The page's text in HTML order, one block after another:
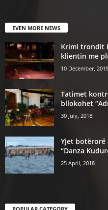
EVEN MORE NEWS
Krimi trondit
klientin me
10 December, 2019
Tatimet
bllokohet
30 July, 2018
Yjet botërorë
“Danza
25 April, 2018